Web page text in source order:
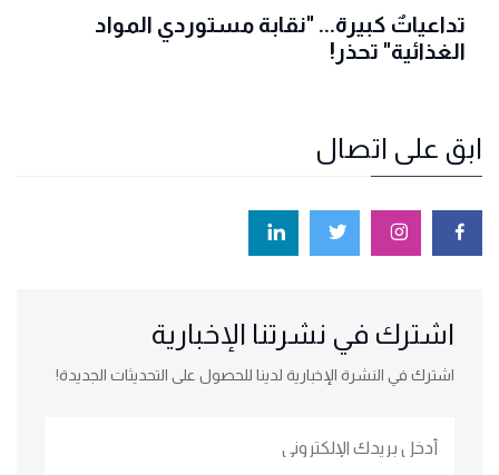
تداعياتٌ كبيرة... "نقابة مستوردي المواد
الغذائية" تحذر!
ابق على اتصال
اشترك في نشرتنا الإخبارية
اشترك في النشرة الإخبارية لدينا للحصول على التحديثات الجديدة!